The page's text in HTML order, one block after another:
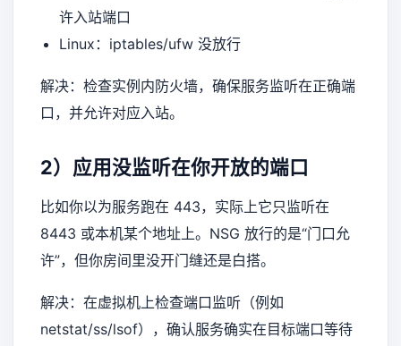
许入站端口
Linux：iptables/ufw 没放行
解决：检查实例内防火墙，确保服务监听在正确端
口，并允许对应入站。
2）应用没监听在你开放的端口
比如你以为服务跑在 443，实际上它只监听在
8443 或本机某个地址上。NSG 放行的是“门口允
许”，但你房间里没开门缝还是白搭。
解决：在虚拟机上检查端口监听（例如
netstat/ss/lsof），确认服务确实在目标端口等待